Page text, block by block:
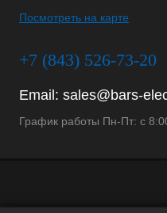
Посмотреть на карте
+7 (843) 526-73-20
Email: sales@bars-
График работы Пн-Пт: с